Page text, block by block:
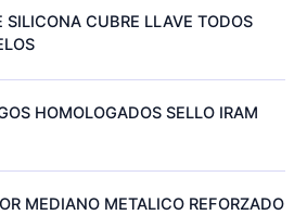
SILICONA CUBRE LLAVE TODOS
HOMOLOGADOS SELLO IRAM
MEDIANO METALICO REFORZADO